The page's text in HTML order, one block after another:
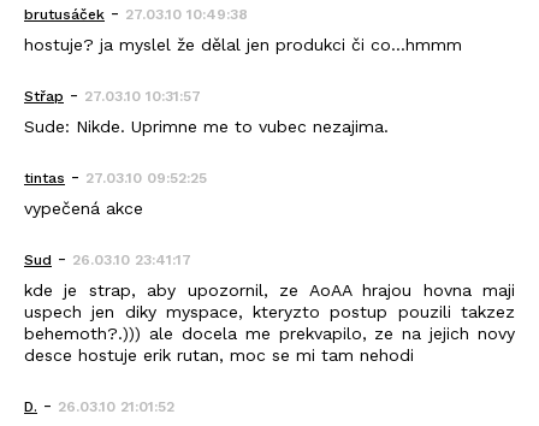
brutusáček - 27.03.10 10:49:38
hostuje? ja myslel že dělal jen produkci či co...hmmm
Střap - 27.03.10 10:31:57
Sude: Nikde. Uprimne me to vubec nezajima.
tintas - 27.03.10 09:52:25
vypečená akce
Sud - 26.03.10 23:41:17
kde je strap, aby upozornil, ze AoAA hrajou hovna maji
uspech jen diky myspace, kteryzto postup pouzili takzez
behemoth?.))) ale docela me prekvapilo, ze na jejich novy
desce hostuje erik rutan, moc se mi tam nehodi
D. - 26.03.10 21:01:52